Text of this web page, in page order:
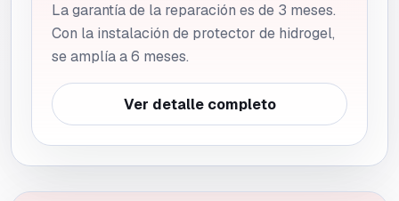
La garantía de la reparación es de 3 meses.
Con la instalación de protector de hidrogel,
se amplía a 6 meses.
Ver detalle completo